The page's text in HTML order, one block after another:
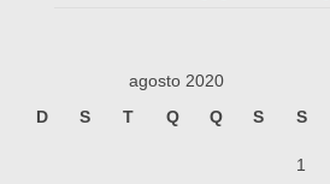
agosto 2020
D
S T Q Q S S
1